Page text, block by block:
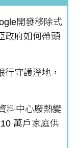
開發移除式
政府如何帶頭
守護溼地，
料中心廢熱變
萬戶家庭供